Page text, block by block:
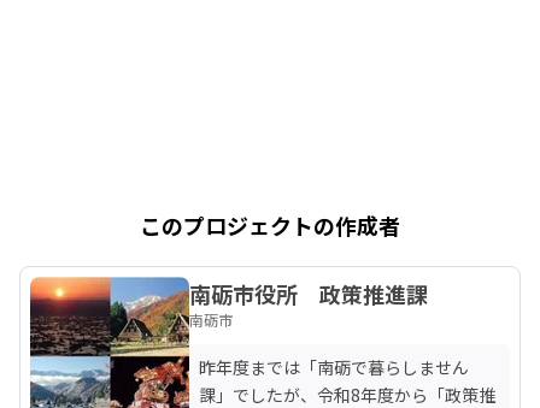
このプロジェクトの作成者
南砺市役所 政策推進課
南砺市
昨年度までは「南砺で暮らしません
課」でしたが、令和8年度から「政策推